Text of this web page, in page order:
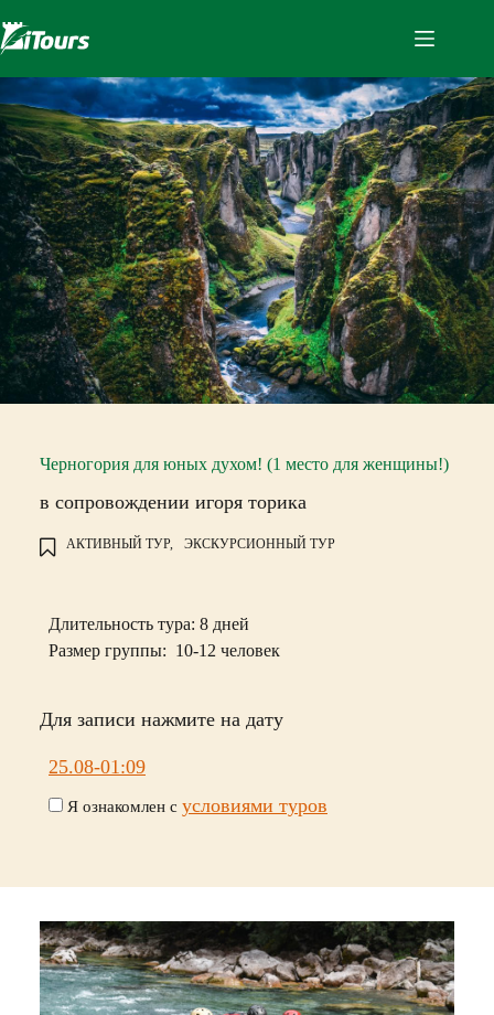
к
сути
Черногория для юных духом! (1 место для женщины!)
в сопровождении игоря торика
АКТИВНЫЙ ТУР, ЭКСКУРСИОННЫЙ ТУР
Длительность тура: 8 дней
Размер группы: 10-12 человек
Для записи нажмите на дату
25.08-01:09
Я ознакомлен с условиями туров